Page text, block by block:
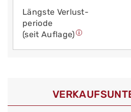
Längste Verlust­
periode
(seit Auflage)